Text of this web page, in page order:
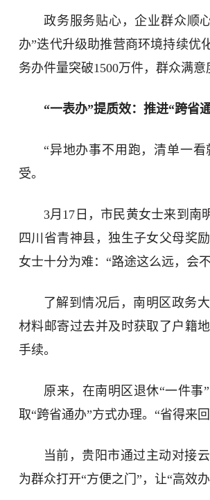
政务服务贴心，企业群众顺
办”迭代升级助推营商环境持续优
务办件量突破1500万件，群众满
“一表办”提质效：推进“跨省
“异地办事不用跑，清单一
受。
3月17日，市民黄女士来到南
四川省青神县，独生子女父母奖
女士十分为难：“路途这么远，会
了解到情况后，南明区政务
材料邮寄过去并及时获取了户籍
手续。
原来，在南明区退休“一件
取“跨省通办”方式办理。“省得来
当前，贵阳市通过主动对接
为群众打开“方便之门”，让“高效